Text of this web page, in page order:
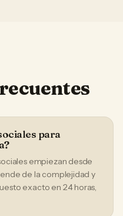
para
empiezan desde
de la complejidad y
exacto en 24 horas,